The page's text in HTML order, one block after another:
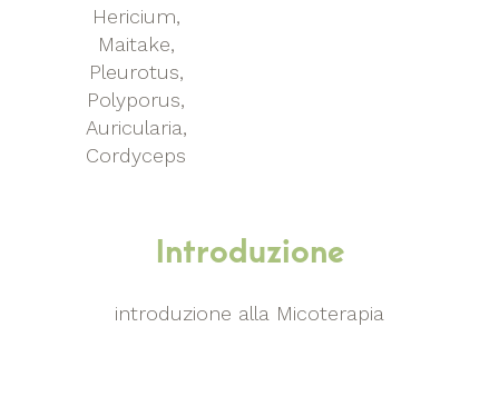
Hericium,
Maitake,
Pleurotus,
Polyporus,
Auricularia,
Cordyceps
Introduzione
introduzione alla Micoterapia